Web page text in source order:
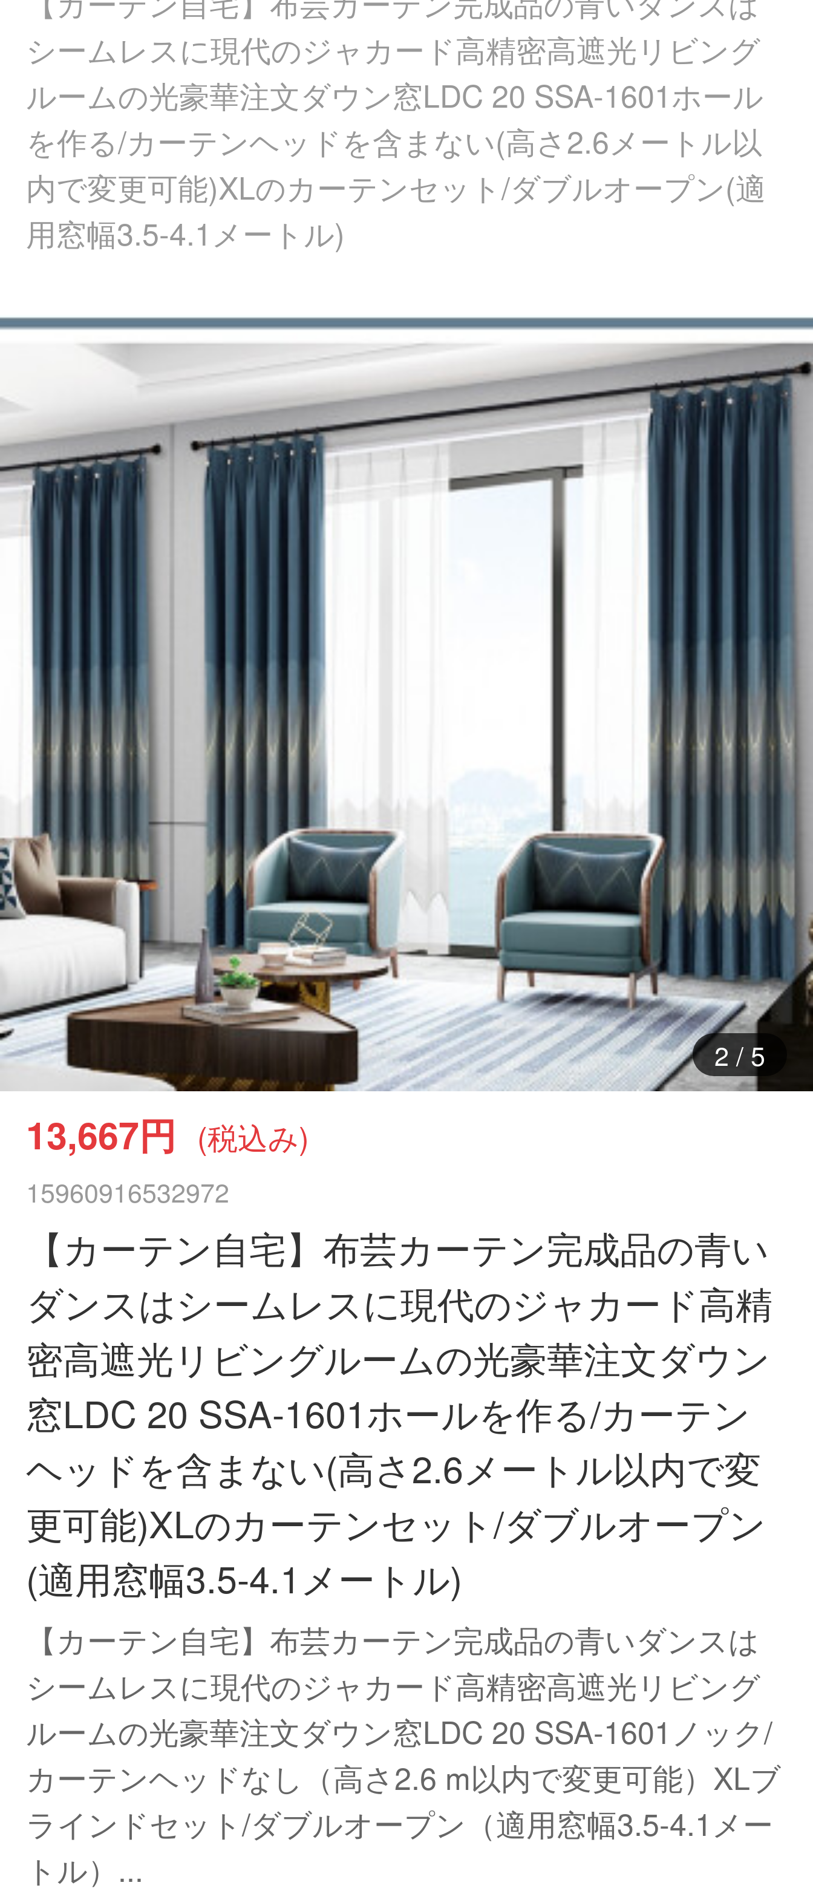
シームレスに現代のジャカード高精密高遮光リビング
ルームの光豪華注文ダウン窓LDC 20 SSA-1601ホール
を作る/カーテンヘッドを含まない(高さ2.6メートル以
内で変更可能)XLのカーテンセット/ダブルオープン(適
用窓幅3.5-4.1メートル)
2 / 5
13,667円 (税込み)
15960916532972
【カーテン自宅】布芸カーテン完成品の青い
ダンスはシームレスに現代のジャカード高精
密高遮光リビングルームの光豪華注文ダウン
窓LDC 20 SSA-1601ホールを作る/カーテン
ヘッドを含まない(高さ2.6メートル以内で変
更可能)XLのカーテンセット/ダブルオープン
(適用窓幅3.5-4.1メートル)
【カーテン自宅】布芸カーテン完成品の青いダンスは
シームレスに現代のジャカード高精密高遮光リビング
ルームの光豪華注文ダウン窓LDC 20 SSA-1601ノック/
カーテンヘッドなし（高さ2.6 m以内で変更可能）XLブ
ラインドセット/ダブルオープン（適用窓幅3.5-4.1メー
トル）...